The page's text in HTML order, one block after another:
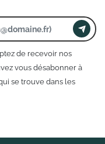
de recevoir nos
vous désabonner à
se trouve dans les